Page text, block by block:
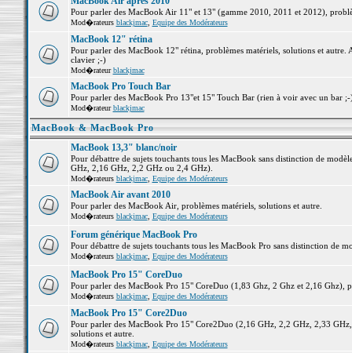
Pour parler des MacBook Air 11" et 13" (gamme 2010, 2011 et 2012),
Mod�rateurs blackjmac, Equipe des Modérateurs
MacBook 12" rétina
Pour parler des MacBook 12" rétina, problèmes matériels, solutions et
clavier ;-)
Mod�rateurblackjmac
MacBook Pro Touch Bar
Pour parler des MacBook Pro 13"et 15" Touch Bar (rien à voir avec un bar
Mod�rateurblackjmac
MacBook & MacBook Pro
MacBook 13,3" blanc/noir
Pour débattre de sujets touchants tous les MacBook sans distinction de
GHz, 2,16 GHz, 2,2 GHz ou 2,4 GHz).
Mod�rateurs blackjmac, Equipe des Modérateurs
MacBook Air avant 2010
Pour parler des MacBook Air, problèmes matériels, solutions et autre.
Mod�rateurs blackjmac, Equipe des Modérateurs
Forum générique MacBook Pro
Pour débattre de sujets touchants tous les MacBook Pro sans distinction de
Mod�rateurs blackjmac, Equipe des Modérateurs
MacBook Pro 15" CoreDuo
Pour parler des MacBook Pro 15" CoreDuo (1,83 Ghz, 2 Ghz et 2,16 Ghz),
Mod�rateurs blackjmac, Equipe des Modérateurs
MacBook Pro 15" Core2Duo
Pour parler des MacBook Pro 15" Core2Duo (2,16 GHz, 2,2 GHz, 2,33
solutions et autre.
Mod�rateurs blackjmac, Equipe des Modérateurs